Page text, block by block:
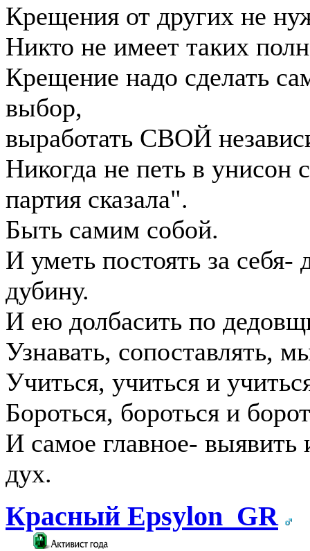
Крещения от других не
Никто не имеет таких
Крещение надо сделать
выбор,
выработать СВОЙ
Никогда не петь в унисон
партия сказала".
Быть самим собой.
И уметь постоять за себя-
дубину.
И ею долбасить по
Узнавать, сопоставлять,
Учиться, учиться и
Бороться, бороться и
И самое главное- выявить
дух.
Красный Epsylon_GR